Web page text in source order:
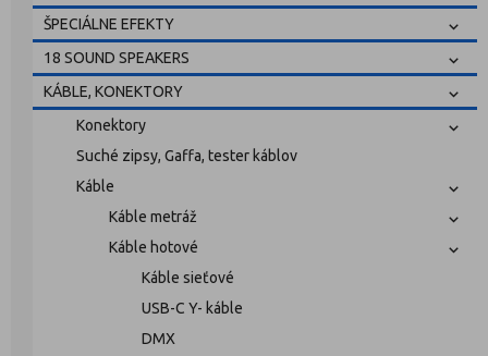
ŠPECIÁLNE EFEKTY
18 SOUND SPEAKERS
KÁBLE, KONEKTORY
Konektory
Suché zipsy, Gaffa, tester káblov
Káble
Káble metráž
Káble hotové
Káble sieťové
USB-C Y- káble
DMX